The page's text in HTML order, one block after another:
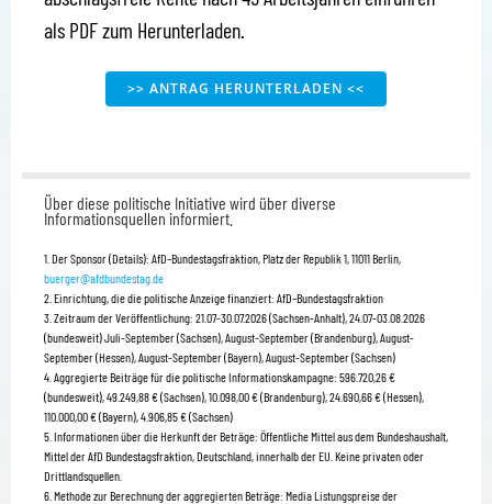
als PDF zum Herunterladen.
>> ANTRAG HERUNTERLADEN <<
Über diese politische Initiative wird über diverse
Informationsquellen informiert.
1. Der Sponsor (Details): AfD–Bundestagsfraktion, Platz der Republik 1, 11011 Berlin,
buerger@afdbundestag.de
2. Einrichtung, die die politische Anzeige finanziert: AfD–Bundestagsfraktion
3. Zeitraum der Veröffentlichung: 21.07-30.07.2026 (Sachsen-Anhalt), 24.07-03.08.2026
(bundesweit) Juli-September (Sachsen), August-September (Brandenburg), August-
September (Hessen), August-September (Bayern), August-September (Sachsen)
4. Aggregierte Beiträge für die politische Informationskampagne: 596.720,26 €
(bundesweit), 49.249,88 € (Sachsen), 10.098,00 € (Brandenburg), 24.690,66 € (Hessen),
110.000,00 € (Bayern), 4.906,85 € (Sachsen)
5. Informationen über die Herkunft der Beträge: Öffentliche Mittel aus dem Bundeshaushalt,
Mittel der AfD Bundestagsfraktion, Deutschland, innerhalb der EU. Keine privaten oder
Drittlandsquellen.
6. Methode zur Berechnung der aggregierten Beträge: Media Listungspreise der